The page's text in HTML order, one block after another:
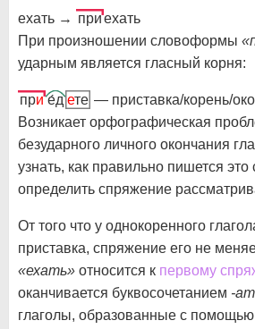
ехать → приехать
При произношении словоформы
ударным является гласный корня:
при е́д ете — приставка/корень/
Возникает орфографическая
безударного личного окончания
узнать, как правильно пишется это
определить спряжение
От того что у однокоренного
приставка, спряжение его не
«ехать» относится к первому
оканчивается буквосочетанием -
глаголы, образованные с помощью